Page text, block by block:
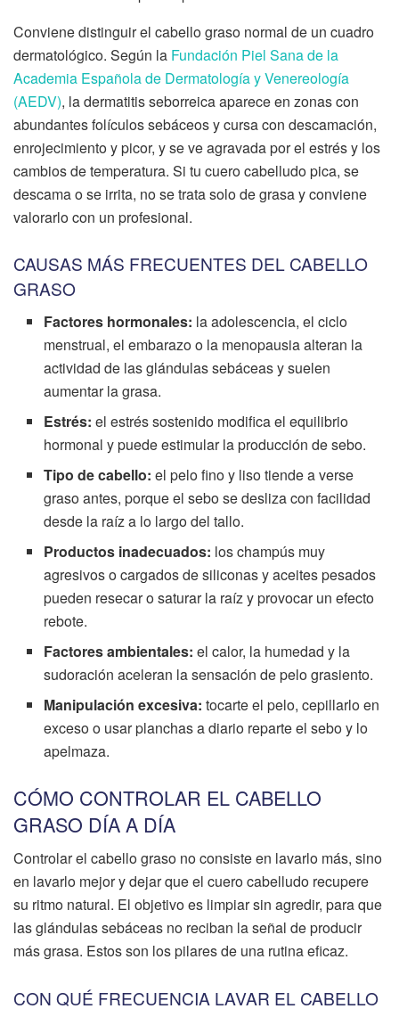
Conviene distinguir el cabello graso normal de un cuadro
dermatológico. Según la Fundación Piel Sana de la
Academia Española de Dermatología y Venereología
(AEDV), la dermatitis seborreica aparece en zonas con
abundantes folículos sebáceos y cursa con descamación,
enrojecimiento y picor, y se ve agravada por el estrés y los
cambios de temperatura. Si tu cuero cabelludo pica, se
descama o se irrita, no se trata solo de grasa y conviene
valorarlo con un profesional.
CAUSAS MÁS FRECUENTES DEL CABELLO
GRASO
Factores hormonales: la adolescencia, el ciclo
menstrual, el embarazo o la menopausia alteran la
actividad de las glándulas sebáceas y suelen
aumentar la grasa.
Estrés: el estrés sostenido modifica el equilibrio
hormonal y puede estimular la producción de sebo.
Tipo de cabello: el pelo fino y liso tiende a verse
graso antes, porque el sebo se desliza con facilidad
desde la raíz a lo largo del tallo.
Productos inadecuados: los champús muy
agresivos o cargados de siliconas y aceites pesados
pueden resecar o saturar la raíz y provocar un efecto
rebote.
Factores ambientales: el calor, la humedad y la
sudoración aceleran la sensación de pelo grasiento.
Manipulación excesiva: tocarte el pelo, cepillarlo en
exceso o usar planchas a diario reparte el sebo y lo
apelmaza.
CÓMO CONTROLAR EL CABELLO
GRASO DÍA A DÍA
Controlar el cabello graso no consiste en lavarlo más, sino
en lavarlo mejor y dejar que el cuero cabelludo recupere
su ritmo natural. El objetivo es limpiar sin agredir, para que
las glándulas sebáceas no reciban la señal de producir
más grasa. Estos son los pilares de una rutina eficaz.
CON QUÉ FRECUENCIA LAVAR EL CABELLO